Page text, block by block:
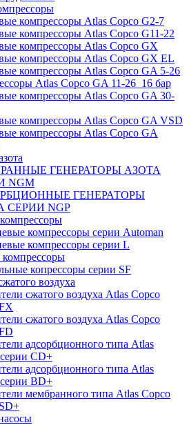
компрессоры Atlas Copco G2-7
компрессоры Atlas Copco G11-22
компрессоры Atlas Copco GX
компрессоры Atlas Copco GX EL
компрессоры Atlas Copco GA 5-26
Atlas Copco GA 11-26_16 бар
компрессоры Atlas Copco GA 30-
компрессоры Atlas Copco GA VSD
компрессоры Atlas Copco GA
ГЕНЕРАТОРЫ АЗОТА
NGM
ГЕНЕРАТОРЫ
СЕРИИ NGP
компрессоры серии Automan
компрессоры серии L
копрессоры серии SF
воздуха
сжатого воздуха Atlas Copco
сжатого воздуха Atlas Copco
адсорбционного типа Atlas
СD+
адсорбционного типа Atlas
BD+
мембранного типа Atlas Copco